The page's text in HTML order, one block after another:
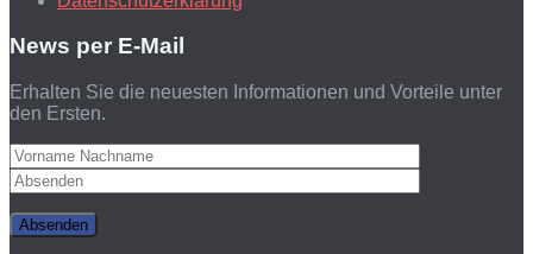
News per E-Mail
Erhalten Sie die neuesten Informationen und Vorteile unter
den Ersten.